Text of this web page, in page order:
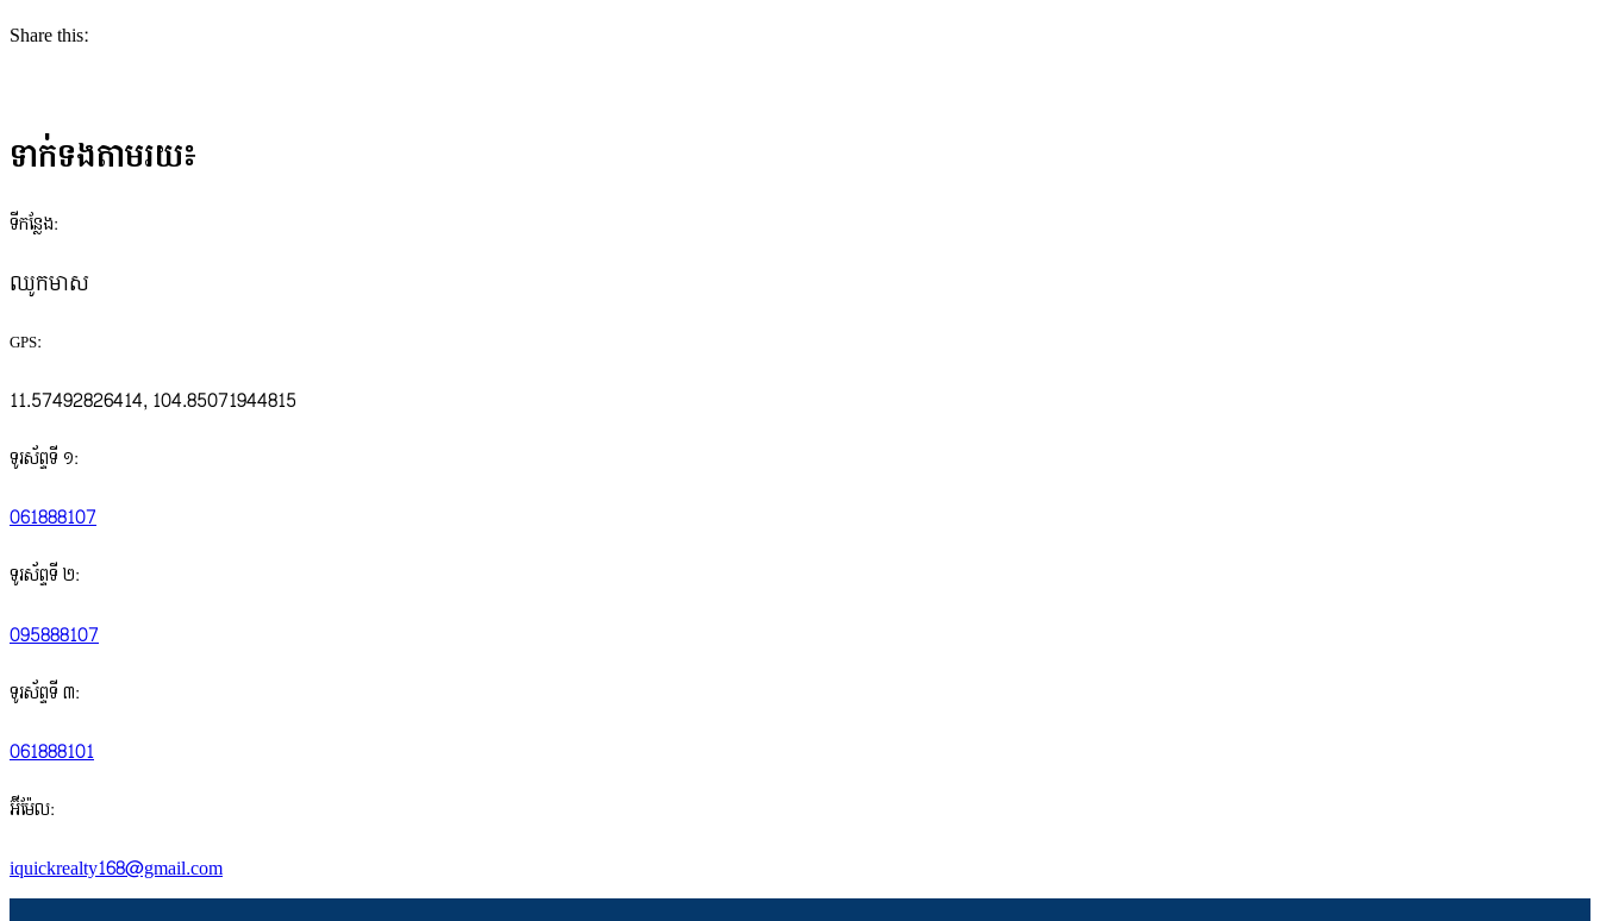
Share this:
ទាក់ទងតាមរយ៖
ទីកន្លែង:
ឈូកមាស
GPS:
11.57492826414, 104.85071944815
ទូរស័ព្ទទី ១:
061888107
ទូរស័ព្ទទី ២:
095888107
ទូរស័ព្ទទី ៣:
061888101
អ៊ីម៉ែល:
iquickrealty168@gmail.com